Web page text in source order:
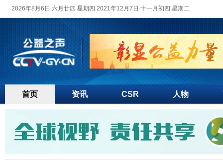
2026年8月6日 六月廿四 星期四 2021年12月7日 十一月初四 星期二
首页 资讯 CSR 人物